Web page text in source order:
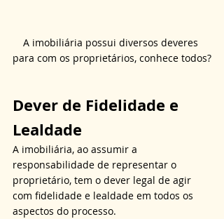
A imobiliária possui diversos deveres
para com os proprietários, conhece todos?
Dever de Fidelidade e
Lealdade
A imobiliária, ao assumir a
responsabilidade de representar o
proprietário, tem o dever legal de agir
com fidelidade e lealdade em todos os
aspectos do processo.